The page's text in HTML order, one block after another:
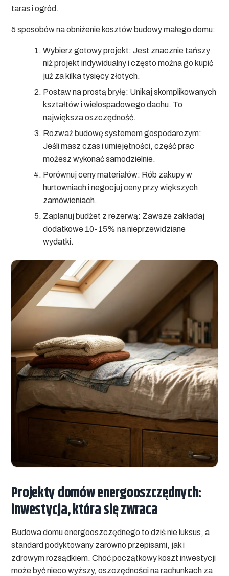
taras i ogród.
5 sposobów na obniżenie kosztów budowy małego domu:
Wybierz gotowy projekt: Jest znacznie tańszy
niż projekt indywidualny i często można go kupić
już za kilka tysięcy złotych.
Postaw na prostą bryłę: Unikaj skomplikowanych
kształtów i wielospadowego dachu. To
największa oszczędność.
Rozważ budowę systemem gospodarczym:
Jeśli masz czas i umiejętności, część prac
możesz wykonać samodzielnie.
Porównuj ceny materiałów: Rób zakupy w
hurtowniach i negocjuj ceny przy większych
zamówieniach.
Zaplanuj budżet z rezerwą: Zawsze zakładaj
dodatkowe 10-15% na nieprzewidziane
wydatki.
Projekty domów energooszczędnych:
inwestycja, która się zwraca
Budowa domu energooszczędnego to dziś nie luksus, a
standard podyktowany zarówno przepisami, jak i
zdrowym rozsądkiem. Choć początkowy koszt inwestycji
może być nieco wyższy, oszczędności na rachunkach za